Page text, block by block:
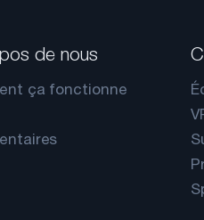
de nous
ça fonctionne